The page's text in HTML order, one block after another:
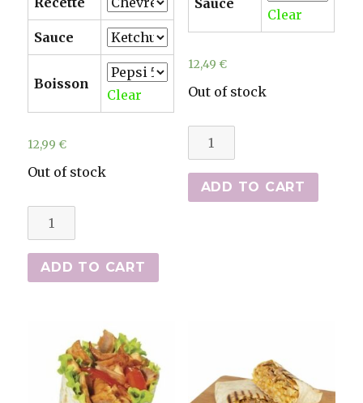
Sauce
Boisson
Clear
12,99€
Out of stock
Menus
kebab
(sandwich,
frites
quantity
ADD TO CART
Sauce
Clear
12,49 €
Out of stock
Maxi
kebabs
quantity
ADD TO CART